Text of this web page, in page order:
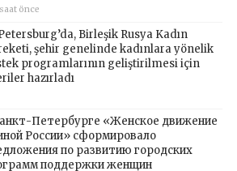
önce
Birleşik Rusya Kadın
şehir genelinde kadınlara yönelik
programlarının geliştirilmesi için
hazırladı
Петербурге «Женское движение
России» сформировало
по развитию городских
поддержки женщин